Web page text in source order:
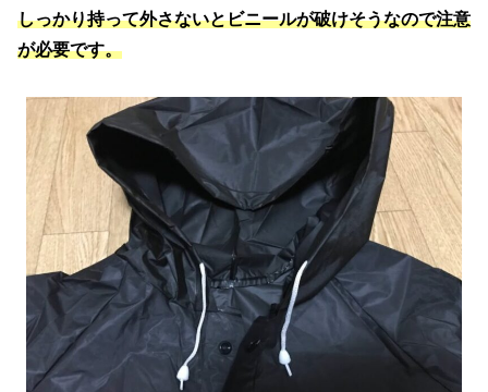
しっかり持って外さないとビニールが破けそうなので注意
が必要です。